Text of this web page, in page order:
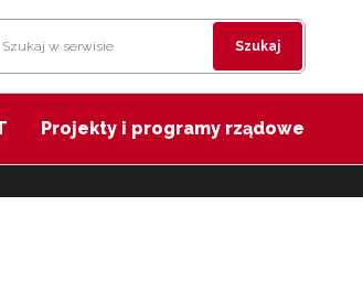
Szukaj
Projekty i programy rządowe